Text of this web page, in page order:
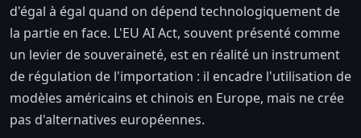
d'égal à égal quand on dépend technologiquement de
la partie en face. L'EU AI Act, souvent présenté comme
un levier de souveraineté, est en réalité un instrument
de régulation de l'importation : il encadre l'utilisation de
modèles américains et chinois en Europe, mais ne crée
pas d'alternatives européennes.